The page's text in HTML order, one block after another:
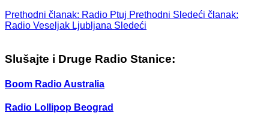
Prethodni članak: Radio Ptuj Prethodni Sledeći članak:
Radio Veseljak Ljubljana Sledeći
Slušajte i Druge Radio Stanice:
Boom Radio Australia
Radio Lollipop Beograd